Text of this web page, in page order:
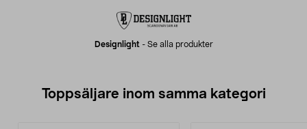
Designlight - Se alla produkter
Toppsäljare inom samma kategori